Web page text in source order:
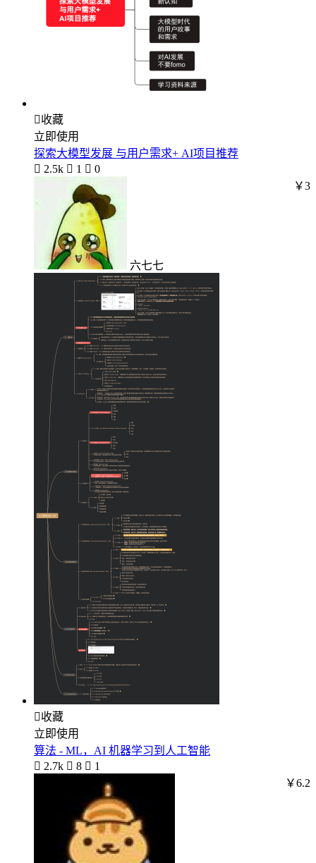
收藏
立即使用
探索大模型发展 与用户需求+ AI项目推荐
 2.5k  1  0
六七七
￥3
收藏
立即使用
算法 - ML，AI 机器学习到人工智能
 2.7k  8  1
￥6.2